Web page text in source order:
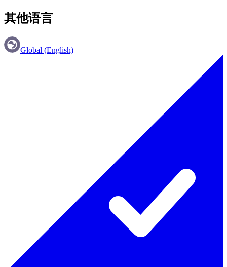
其他语言
Global (English)